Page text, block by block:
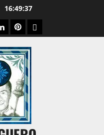
16:49:38
PinterestDribbble